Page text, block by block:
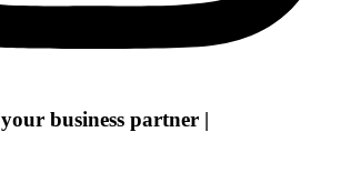
your business partner |